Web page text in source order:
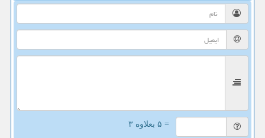
= ۵ بعلاوه ۳